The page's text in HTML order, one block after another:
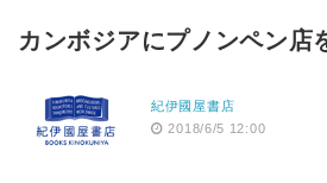
カンボジアにプノンペン店
紀伊國屋書店
2018/6/5 12:00